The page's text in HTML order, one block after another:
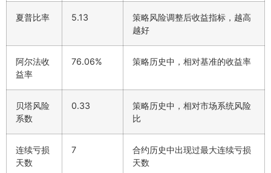
夏普比率 5.13
策略风险调整后收益指标，越高
越好
阿尔法收
益率
76.06% 策略历史中，相对基准的收益率
贝塔风险
系数
0.33
策略历史中，相对市场系统风险
比
连续亏损
天数
7
合约历史中出现过最大连续亏损
天数